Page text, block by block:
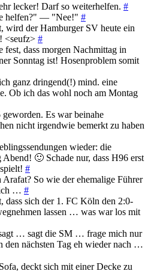
lecker! Darf so weiterhelfen. #
helfen?" — "Nee!" #
wird der Hamburger SV heute ein
<seufz> #
fest, dass morgen Nachmittag in
Sonntag ist! Hosenproblem somit
ganz dringend(!) mind. eine
Ob ich das wohl noch am Montag
Es war beinahe
nicht irgendwie bemerkt zu haben
wieder: die
Abend! 🙂 Schade nur, dass H96 erst
#
So wie der ehemalige Führer
… #
dass sich der 1. FC Köln den 2:0-
lassen … was war los mit
… sagt die SM … frage mich nur
den nächsten Tag eh wieder nach …
deckt sich mit einer Decke zu